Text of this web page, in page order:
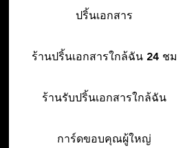
ปริ้นเอกสาร
ร้านปริ้นเอกสารใกล้ฉัน 24 ชม
ร้านรับปริ้นเอกสารใกล้ฉัน
การ์ดขอบคุณผู้ใหญ่